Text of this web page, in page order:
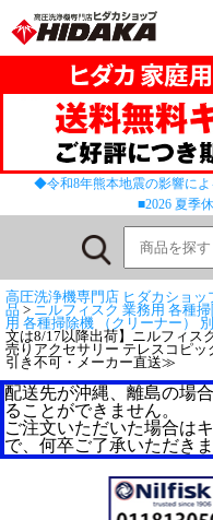
◆令和8年熊本地震の影響に
■2026 夏季
高圧洗浄機専門店 ヒダカショッ
品 > ニルフィスク 業務用 各種掃
用 各種掃除機 （クリーナー）
文は8/17以降出荷】ニルフィス
売りアクセサリー テレスコピ
引き不可・メーカー直送≫
配送先が沖縄、離島の場
ることができません。
ご注文いただいた場合は
で、何卒ご了承いただき